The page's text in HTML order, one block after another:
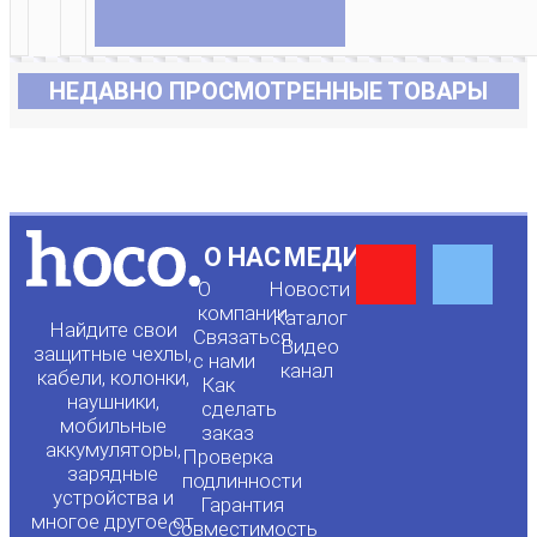
НЕДАВНО ПРОСМОТРЕННЫЕ ТОВАРЫ
Найдите свои
защитные чехлы,
кабели, колонки,
наушники,
мобильные
аккумуляторы,
зарядные
устройства и
многое другое от
О НАС
О
компании
Связаться
с нами
Как
сделать
заказ
Проверка
подлинности
Гарантия
Совместимость
МЕДИА
Новости
Каталог
Видео
канал